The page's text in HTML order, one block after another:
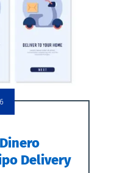
Delivery